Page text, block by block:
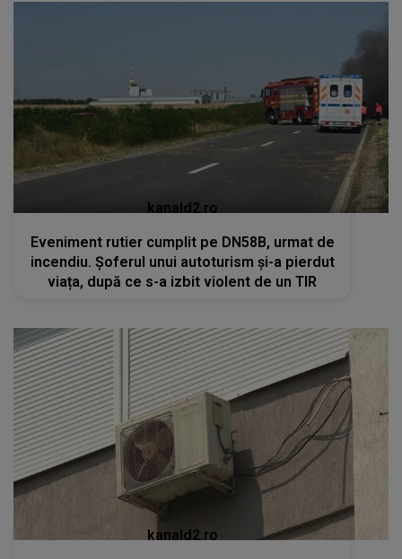
kanald2.ro
Eveniment rutier cumplit pe DN58B, urmat de
incendiu. Șoferul unui autoturism și-a pierdut
viața, după ce s-a izbit violent de un TIR
kanald2.ro